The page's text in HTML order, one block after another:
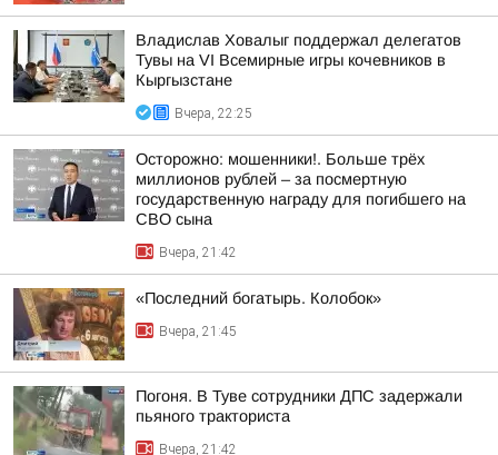
Владислав Ховалыг поддержал делегатов
Тувы на VI Всемирные игры кочевников в
Кыргызстане
Вчера, 22:25
Осторожно: мошенники!. Больше трёх
миллионов рублей – за посмертную
государственную награду для погибшего на
СВО сына
Вчера, 21:42
«Последний богатырь. Колобок»
Вчера, 21:45
Погоня. В Туве сотрудники ДПС задержали
пьяного тракториста
Вчера, 21:42